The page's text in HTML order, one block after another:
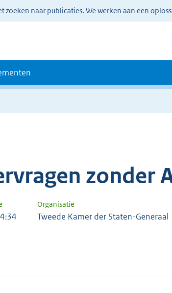
naar publicaties. We werken aan een
zonder
Organisatie
Tweede Kamer der Staten-Generaal